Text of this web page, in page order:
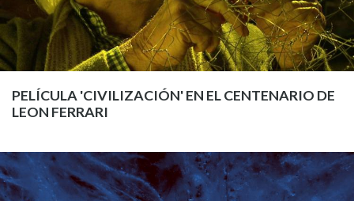
PELÍCULA 'CIVILIZACIÓN' EN EL CENTENARIO DE
LEON FERRARI